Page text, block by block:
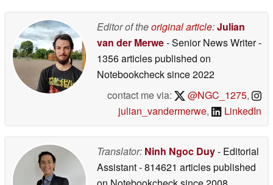
Editor of theoriginal article:Julian
van der Merwe- Senior News Writer-
1356 articles published on
Notebookchecksince 2022
contact me via:
@NGC_1275,
julian_vandermerwe, LinkedIn
Translator: Ninh Ngoc Duy- Editorial
Assistant- 814621 articles published